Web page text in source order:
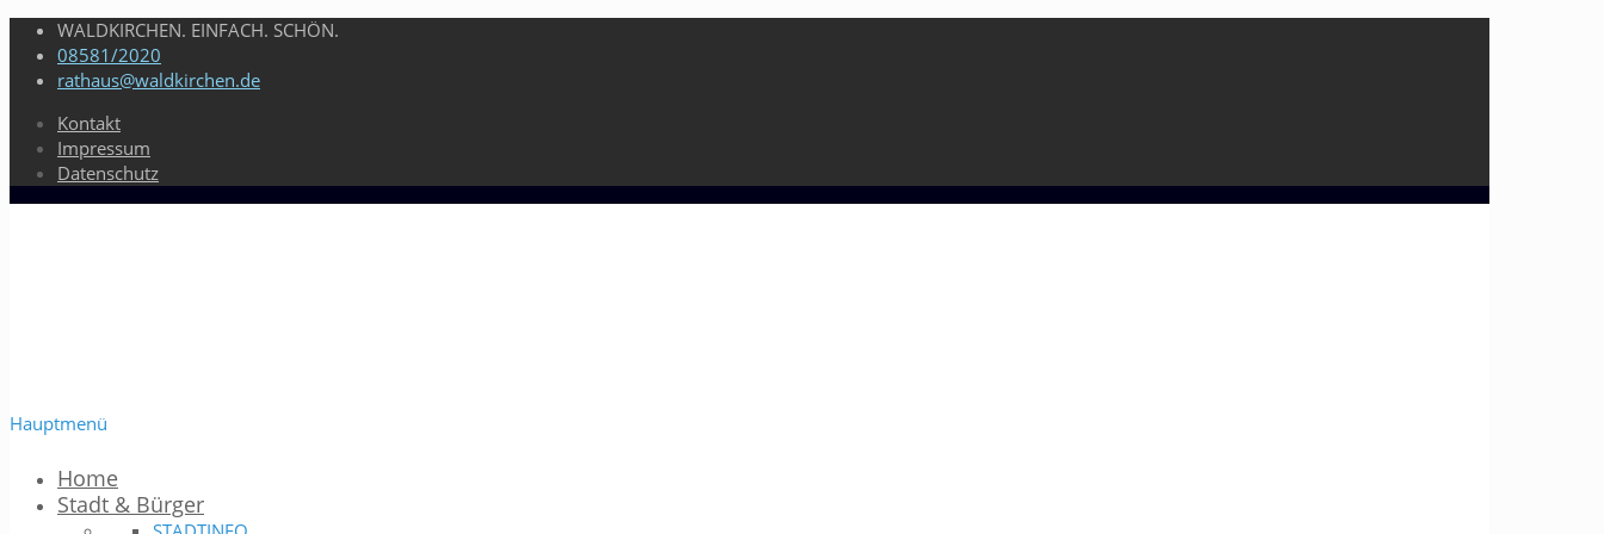
WALDKIRCHEN. EINFACH. SCHÖN.
08581/2020
rathaus@waldkirchen.de
Kontakt
Impressum
Datenschutz
Hauptmenü
Home
Stadt & Bürger